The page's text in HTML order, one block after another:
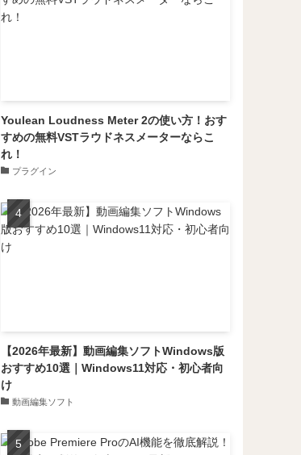
Youlean Loudness Meter 2の使い方！おす
すめの無料VSTラウドネスメーターならこ
れ！
プラグイン
【2026年最新】動画編集ソフトWindows版
おすすめ10選｜Windows11対応・初心者向
け
動画編集ソフト